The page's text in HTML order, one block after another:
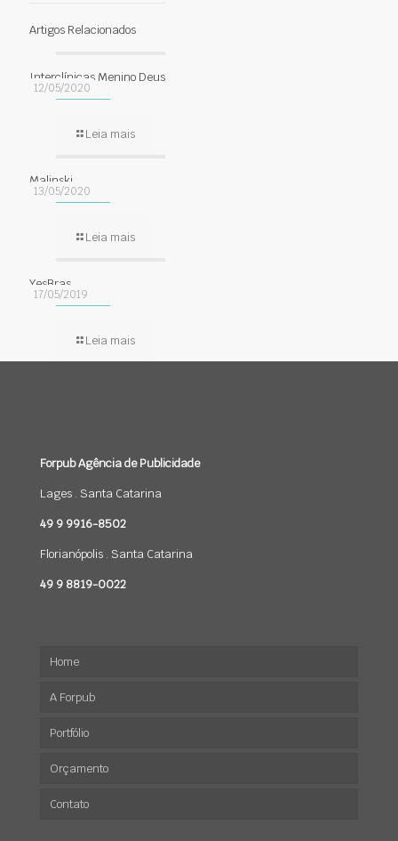
Artigos Relacionados
12/05/2020
Interclínicas Menino Deus
Leia mais
13/05/2020
Malinski
Leia mais
17/05/2019
YesBras
Leia mais
Forpub Agência de Publicidade
Lages . Santa Catarina
49 9 9916-8502
Florianópolis . Santa Catarina
49 9 8819-0022
Home
A Forpub
Portfólio
Marcas
Sites
Orçamento
Contato